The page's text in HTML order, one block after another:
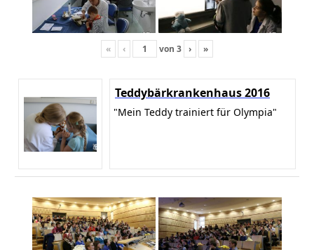
« ‹ von 3 › »
Teddybärkrankenhaus 2016
"Mein Teddy trainiert für Olympia"